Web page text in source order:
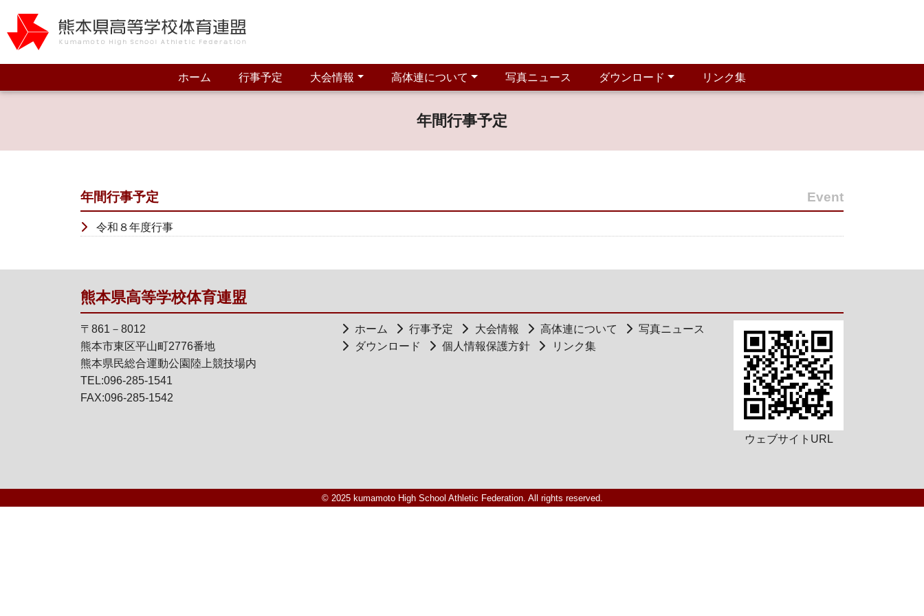
ホーム (current)行事予定 大会情報 高体連について 写真ニュース ダウンロード リンク集
年間行事予定
年間行事予定 Event
令和８年度行事
熊本県高等学校体育連盟
〒861－8012
熊本市東区平山町2776番地
熊本県民総合運動公園陸上競技場内
TEL:096-285-1541
FAX:096-285-1542
ホーム 行事予定 大会情報 高体連について
写真ニュース
ダウンロード
個人情報保護方針 リンク集
ウェブサイトURL
© 2025 kumamoto High School Athletic Federation. All rights reserved.